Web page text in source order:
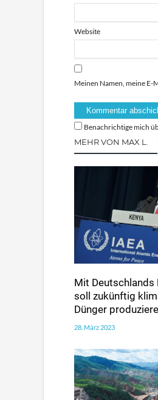
Website
Meinen Namen, meine E-
Benachrichtige mich
MEHR VON MAX L.
Mit Deutschlands
soll zukünftig
Dünger
28. März 2023